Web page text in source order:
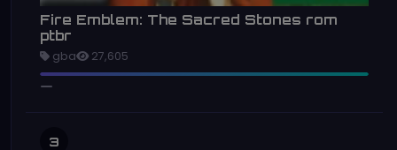
Fire Emblem: The Sacred Stones rom
ptbr
gba 27,605
3